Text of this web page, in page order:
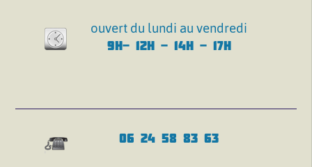
ouvert du lundi au vendredi
9H- 12H - 14H - 17H
06 24 58 83 63